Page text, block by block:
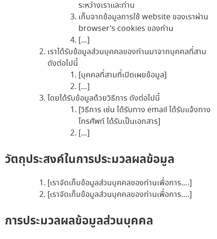
ระหว่างเราและท่าน
เก็บจากข้อมูลการใช้ website ของเราผ่าน
browser’s cookies ของท่าน
[…]
เราได้รับข้อมูลส่วนบุคคลของท่านมาจากบุคคลที่สาม
ดังต่อไปนี้
[บุคคลที่สามที่เปิดเผยข้อมูล]
[…]
โดยได้รับข้อมูลด้วยวิธีการ ดังต่อไปนี้
[วิธีการ เช่น ได้รับทาง email ได้รับแจ้งทาง
โทรศัพท์ ได้รับเป็นเอกสาร]
[…]
วัตถุประสงค์ในการประมวลผลข้อมูล
[เราจัดเก็บข้อมูลส่วนบุคคลของท่านเพื่อการ….]
[เราจัดเก็บข้อมูลส่วนบุคคลของท่านเพื่อการ….]
การประมวลผลข้อมูลส่วนบุคคล